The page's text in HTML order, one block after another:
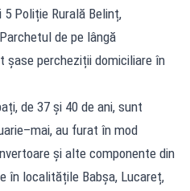
Poliție Rurală Belinț,
de pe lângă
șase percheziții domiciliare în
de 37 și 40 de ani, sunt
au furat în mod
și alte componente din
în localitățile Babșa, Lucareț,